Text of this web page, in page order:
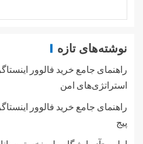
نوشته‌های تازه
راهنمای جامع خرید فالوور
استراتژی‌های امن
راهنمای جامع خرید فالوور
پیج